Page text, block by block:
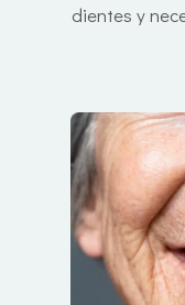
dientes y